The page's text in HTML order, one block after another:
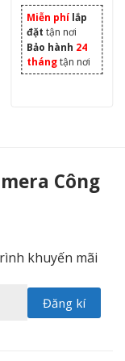
Miễn phí lắp
đặt tận nơi
Bảo hành 24
thángtận nơi
Công
khuyến mãi